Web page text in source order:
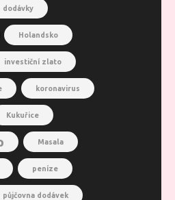
dodávky
Holandsko
investiční zlato
koronavirus
Kukuřice
Masala
peníze
půjčovna dodávek